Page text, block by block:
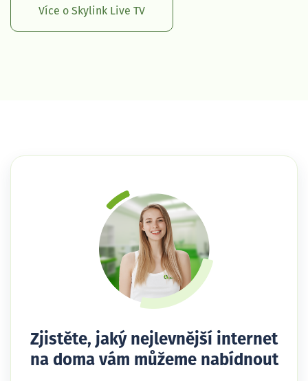
Více o Skylink Live TV
Zjistěte, jaký nejlevnější internet
na doma vám můžeme nabídnout